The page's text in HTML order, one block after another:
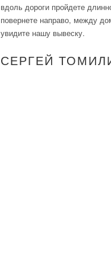
вдоль дороги пройдете
повернете направо, между
увидите нашу вывеску.
СЕРГЕЙ